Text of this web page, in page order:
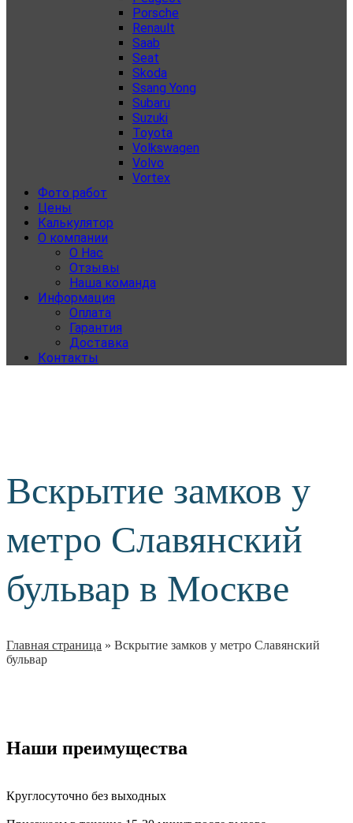
Porsche
Renault
Saab
Seat
Skoda
Ssang Yong
Subaru
Suzuki
Toyota
Volkswagen
Volvo
Vortex
Фото работ
Цены
Калькулятор
О компании
О Нас
Отзывы
Наша команда
Информация
Оплата
Гарантия
Доставка
Контакты
Вскрытие замков у
метро Славянский
бульвар в Москве
Главная страница » Вскрытие замков у метро Славянский
бульвар
Наши преимущества
Круглосуточно без выходных